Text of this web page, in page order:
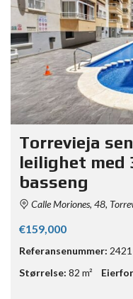
Torrevieja
leilighet med
basseng
Calle Moriones, 48,
€159,000
Referansenummer: 2421
Størrelse: 82 m²